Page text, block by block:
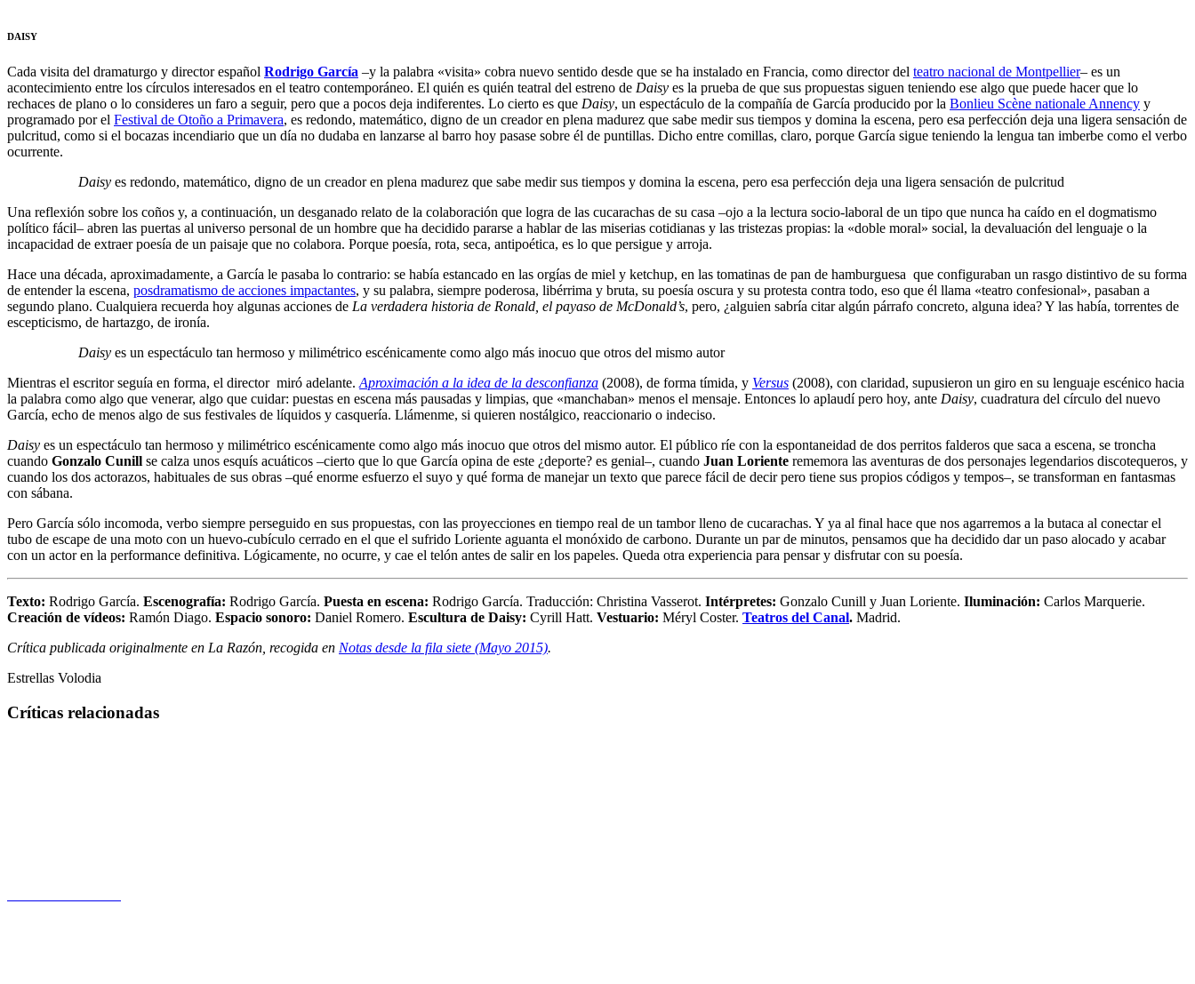
DAISY
Cada visita del dramaturgo y director español Rodrigo García –y la palabra «visita» cobra nuevo sentido desde que se ha instalado en Francia, como director del teatro nacional de Montpellier– es un
acontecimiento entre los círculos interesados en el teatro contemporáneo. El quién es quién teatral del estreno de Daisy es la prueba de que sus propuestas siguen teniendo ese algo que puede hacer que lo
rechaces de plano o lo consideres un faro a seguir, pero que a pocos deja indiferentes. Lo cierto es que Daisy, un espectáculo de la compañía de García producido por la Bonlieu Scène nationale Annency y
programado por el Festival de Otoño a Primavera, es redondo, matemático, digno de un creador en plena madurez que sabe medir sus tiempos y domina la escena, pero esa perfección deja una ligera sensación de
pulcritud, como si el bocazas incendiario que un día no dudaba en lanzarse al barro hoy pasase sobre él de puntillas. Dicho entre comillas, claro, porque García sigue teniendo la lengua tan imberbe como el verbo
ocurrente.
Daisy es redondo, matemático, digno de un creador en plena madurez que sabe medir sus tiempos y domina la escena, pero esa perfección deja una ligera sensación de pulcritud
Una reflexión sobre los coños y, a continuación, un desganado relato de la colaboración que logra de las cucarachas de su casa –ojo a la lectura socio-laboral de un tipo que nunca ha caído en el dogmatismo
político fácil– abren las puertas al universo personal de un hombre que ha decidido pararse a hablar de las miserias cotidianas y las tristezas propias: la «doble moral» social, la devaluación del lenguaje o la
incapacidad de extraer poesía de un paisaje que no colabora. Porque poesía, rota, seca, antipoética, es lo que persigue y arroja.
Hace una década, aproximadamente, a García le pasaba lo contrario: se había estancado en las orgías de miel y ketchup, en las tomatinas de pan de hamburguesa que configuraban un rasgo distintivo de su forma
de entender la escena, posdramatismo de acciones impactantes, y su palabra, siempre poderosa, libérrima y bruta, su poesía oscura y su protesta contra todo, eso que él llama «teatro confesional», pasaban a
segundo plano. Cualquiera recuerda hoy algunas acciones de La verdadera historia de Ronald, el payaso de McDonald’s, pero, ¿alguien sabría citar algún párrafo concreto, alguna idea? Y las había, torrentes de
escepticismo, de hartazgo, de ironía.
Daisy es un espectáculo tan hermoso y milimétrico escénicamente como algo más inocuo que otros del mismo autor
Mientras el escritor seguía en forma, el director miró adelante. Aproximación a la idea de la desconfianza (2008), de forma tímida, y Versus (2008), con claridad, supusieron un giro en su lenguaje escénico hacia
la palabra como algo que venerar, algo que cuidar: puestas en escena más pausadas y limpias, que «manchaban» menos el mensaje. Entonces lo aplaudí pero hoy, ante Daisy, cuadratura del círculo del nuevo
García, echo de menos algo de sus festivales de líquidos y casquería. Llámenme, si quieren nostálgico, reaccionario o indeciso.
Daisy es un espectáculo tan hermoso y milimétrico escénicamente como algo más inocuo que otros del mismo autor. El público ríe con la espontaneidad de dos perritos falderos que saca a escena, se troncha
cuando Gonzalo Cunill se calza unos esquís acuáticos –cierto que lo que García opina de este ¿deporte? es genial–, cuando Juan Loriente rememora las aventuras de dos personajes legendarios discotequeros, y
cuando los dos actorazos, habituales de sus obras –qué enorme esfuerzo el suyo y qué forma de manejar un texto que parece fácil de decir pero tiene sus propios códigos y tempos–, se transforman en fantasmas
con sábana.
Pero García sólo incomoda, verbo siempre perseguido en sus propuestas, con las proyecciones en tiempo real de un tambor lleno de cucarachas. Y ya al final hace que nos agarremos a la butaca al conectar el
tubo de escape de una moto con un huevo-cubículo cerrado en el que el sufrido Loriente aguanta el monóxido de carbono. Durante un par de minutos, pensamos que ha decidido dar un paso alocado y acabar
con un actor en la performance definitiva. Lógicamente, no ocurre, y cae el telón antes de salir en los papeles. Queda otra experiencia para pensar y disfrutar con su poesía.
Texto: Rodrigo García. Escenografía: Rodrigo García. Puesta en escena: Rodrigo García. Traducción: Christina Vasserot. Intérpretes: Gonzalo Cunill y Juan Loriente. Iluminación: Carlos Marquerie.
Creación de vídeos: Ramón Diago. Espacio sonoro: Daniel Romero. Escultura de Daisy: Cyrill Hatt. Vestuario: Méryl Coster. Teatros del Canal. Madrid.
Crítica publicada originalmente en La Razón, recogida en Notas desde la fila siete (Mayo 2015).
Estrellas Volodia
Críticas relacionadas